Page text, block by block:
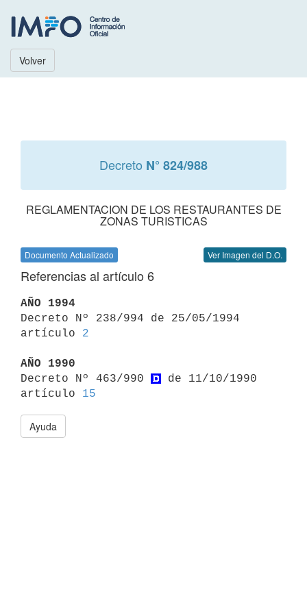
Volver
Decreto N° 824/988
REGLAMENTACION DE LOS RESTAURANTES DE
ZONAS TURISTICAS
Documento Actualizado Ver Imagen del D.O.
Referencias al artículo 6
AÑO 1994
Decreto Nº 238/994 de 25/05/1994
artículo 2
AÑO 1990
Decreto Nº 463/990
de 11/10/1990
artículo 15
Ayuda